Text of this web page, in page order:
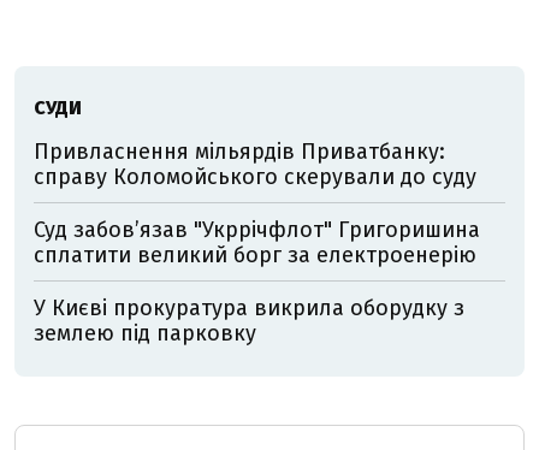
СУДИ
Привласнення мільярдів Приватбанку:
справу Коломойського скерували до суду
Суд забов’язав "Укррічфлот" Григоришина
сплатити великий борг за електроенерію
У Києві прокуратура викрила оборудку з
землею під парковку